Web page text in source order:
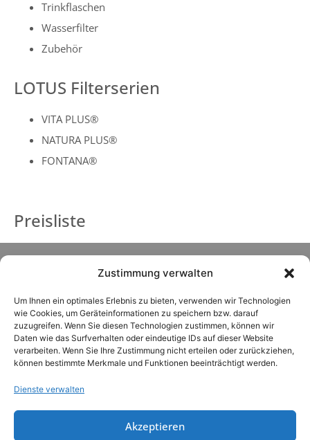
Zustimmung verwalten
Um Ihnen ein optimales Erlebnis zu bieten, verwenden wir Technologien
wie Cookies, um Geräteinformationen zu speichern bzw. darauf
zuzugreifen. Wenn Sie diesen Technologien zustimmen, können wir
Daten wie das Surfverhalten oder eindeutige IDs auf dieser Website
verarbeiten. Wenn Sie Ihre Zustimmung nicht erteilen oder zurückziehen,
können bestimmte Merkmale und Funktionen beeinträchtigt werden.
Dienste verwalten
Akzeptieren
Trinkflaschen
Wasserfilter
Zubehör
LOTUS Filterserien
VITA PLUS®
NATURA PLUS®
FONTANA®
Preisliste